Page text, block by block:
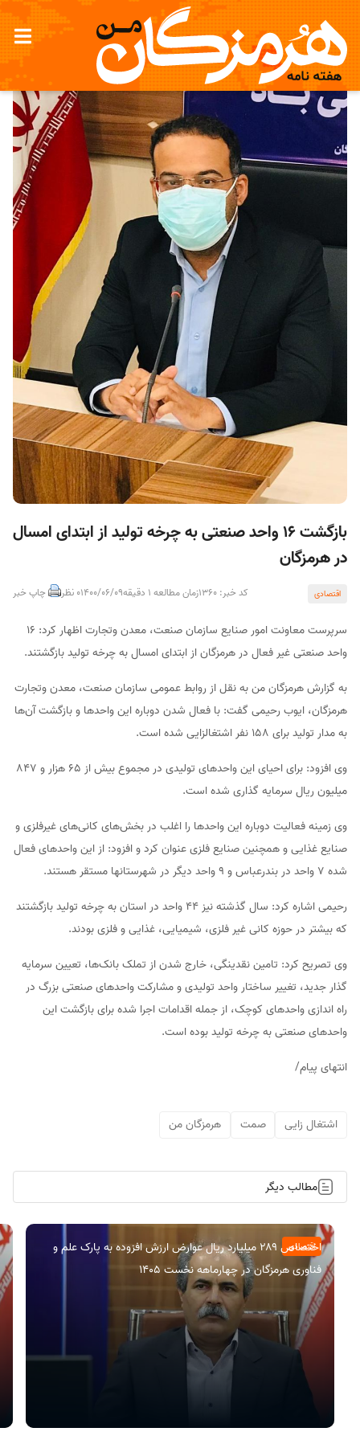
بازگشت ۱۶ واحد صنعتی به چرخه تولید از ابتدای امسال
در هرمزگان
اقتصادی کد خبر: 1360 زمان مطالعه 1 دقیقه 1400/06/090 نظر چاپ خبر
سرپرست معاونت امور صنایع سازمان صنعت، معدن وتجارت اظهار کرد: ۱۶
واحد صنعتی غیر فعال در هرمزگان از ابتدای امسال به چرخه تولید بازگشتند.
به گزارش هرمزگان من به نقل از روابط عمومی سازمان صنعت، معدن وتجارت
هرمزگان، ایوب رحیمی گفت: با فعال شدن دوباره این واحدها و بازگشت آن‌ها
به مدار تولید برای ۱۵۸ نفر اشتغالزایی شده است.
وی افزود: برای احیای این واحدهای تولیدی در مجموع بیش از ۶۵ هزار و ۸۴۷
میلیون ریال سرمایه گذاری شده است.
وی زمینه فعالیت دوباره این واحدها را اغلب در بخش‌های کانی‌های غیرفلزی و
صنایع غذایی و همچنین صنایع فلزی عنوان کرد و افزود: از این واحدهای فعال
شده ۷ واحد در بندرعباس و ۹ واحد دیگر در شهرستانها مستقر هستند.
رحیمی اشاره کرد: سال گذشته نیز ۴۴ واحد در استان به چرخه تولید بازگشتند
که بیشتر در حوزه کانی غیر فلزی، شیمیایی، غذایی و فلزی بودند.
وی تصریح کرد: تامین نقدینگی، خارج شدن از تملک بانک‌ها، تعیین سرمایه
گذار جدید، تغییر ساختار واحد تولیدی و مشارکت واحدهای صنعتی بزرگ در
راه اندازی واحدهای کوچک، از جمله اقدامات اجرا شده برای بازگشت این
واحدهای صنعتی به چرخه تولید بوده است.
انتهای پیام/
اشتغال زایی صمت هرمزگان من
مطالب دیگر
اقتصادی
اختصاص ۲۸۹ میلیارد ریال عوارض ارزش افزوده به پارک علم و
فناوری هرمزگان در چهارماهه نخست ۱۴۰۵